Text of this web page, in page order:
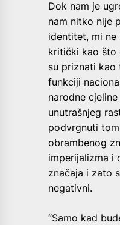
Dok nam je
nam nitko nije
identitet, mi
kritički kao što
su priznati kao
funkciji
narodne
unutrašnjeg
podvrgnuti
obrambenog
imperijalizma i
značaja i zato
negativni.
“Samo kad